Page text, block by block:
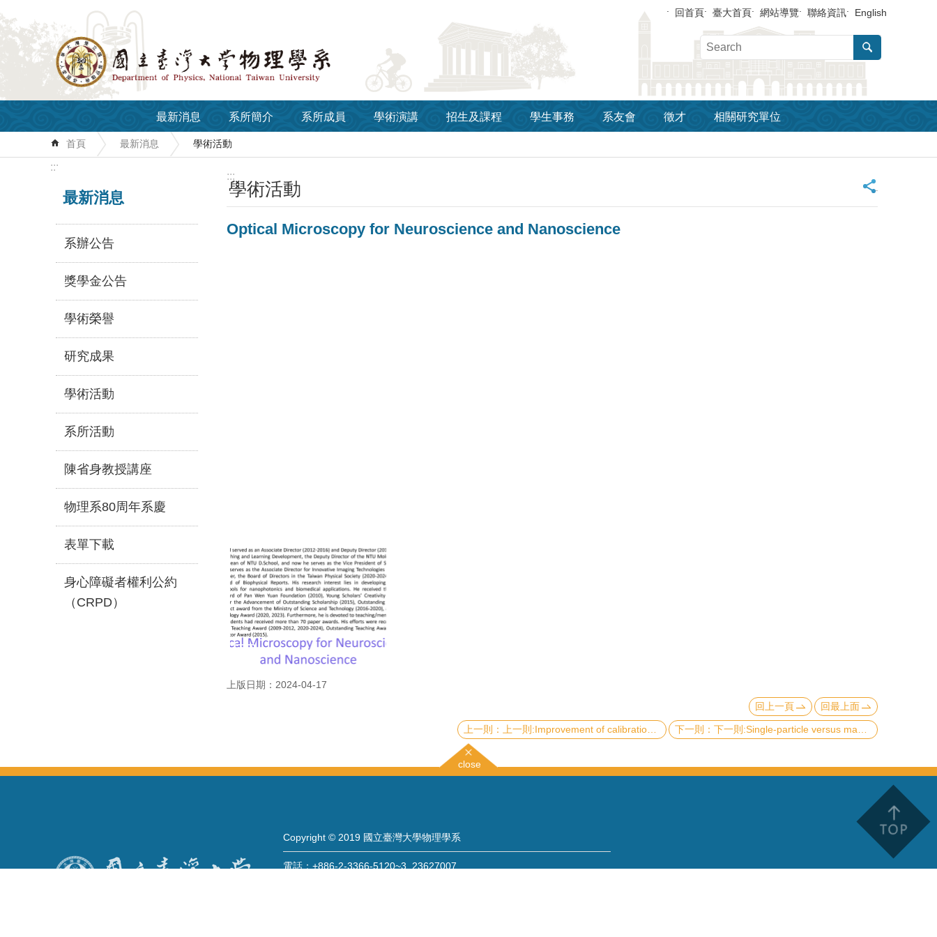
跳到主要內容區塊 回首頁 臺大首頁 網站導覽 聯絡資訊 English
最新消息 系所簡介 系所成員 學術演講 招生及課程 學生事務 系友會 徵才 相關研究單位
首頁 最新消息 學術活動
:::
最新消息
系辦公告
獎學金公告
學術榮譽
研究成果
學術活動
系所活動
陳省身教授講座
物理系80周年系慶
表單下載
身心障礙者權利公約
（CRPD）
:::
學術活動 _
Optical Microscopy for Neuroscience and Nanoscience
上版日期：2024-04-17
回上一頁
回最上面
上一則:Improvement of calibration uncertainty estimation for worldwide gravitational wave observation O4-b 下一則:Single-particle versus many-particle energies for identifying silicene structure on ZrB2(0001)
close
Copyright © 2019 國立臺灣大學物理學系
電話：+886-2-3366-5120~3 23627007